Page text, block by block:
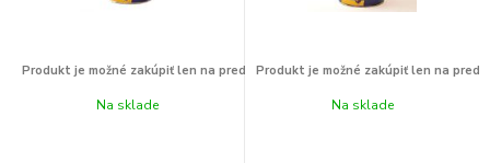
Na sklade Na sklade